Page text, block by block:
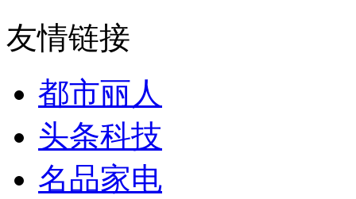
友情链接
都市丽人
头条科技
名品家电